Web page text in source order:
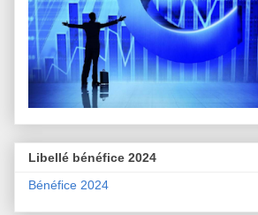
Libellé bénéfice 2024
Bénéfice 2024